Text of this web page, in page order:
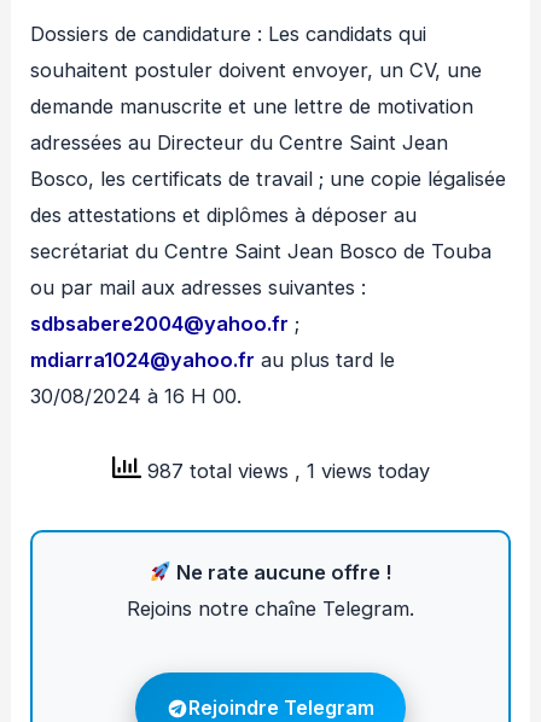
Dossiers de candidature : Les candidats qui
souhaitent postuler doivent envoyer, un CV, une
demande manuscrite et une lettre de motivation
adressées au Directeur du Centre Saint Jean
Bosco, les certificats de travail ; une copie légalisée
des attestations et diplômes à déposer au
secrétariat du Centre Saint Jean Bosco de Touba
ou par mail aux adresses suivantes :
sdbsabere2004@yahoo.fr ;
mdiarra1024@yahoo.fr au plus tard le
30/08/2024 à 16 H 00.
987 total views , 1 views today
Ne rate aucune offre !
Rejoins notre chaîne Telegram.
Rejoindre Telegram